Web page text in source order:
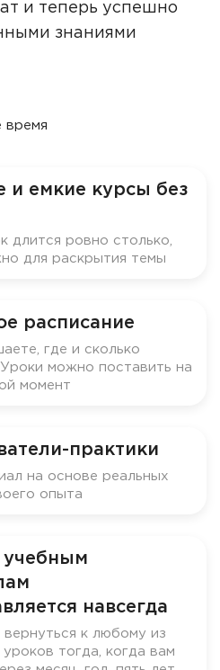
и теперь успешно
знаниями
время
и емкие курсы без
длится ровно столько,
для раскрытия темы
расписание
где и сколько
Уроки можно поставить на
момент
практики
на основе реальных
опыта
учебным
навсегда
к любому из
тогда, когда вам